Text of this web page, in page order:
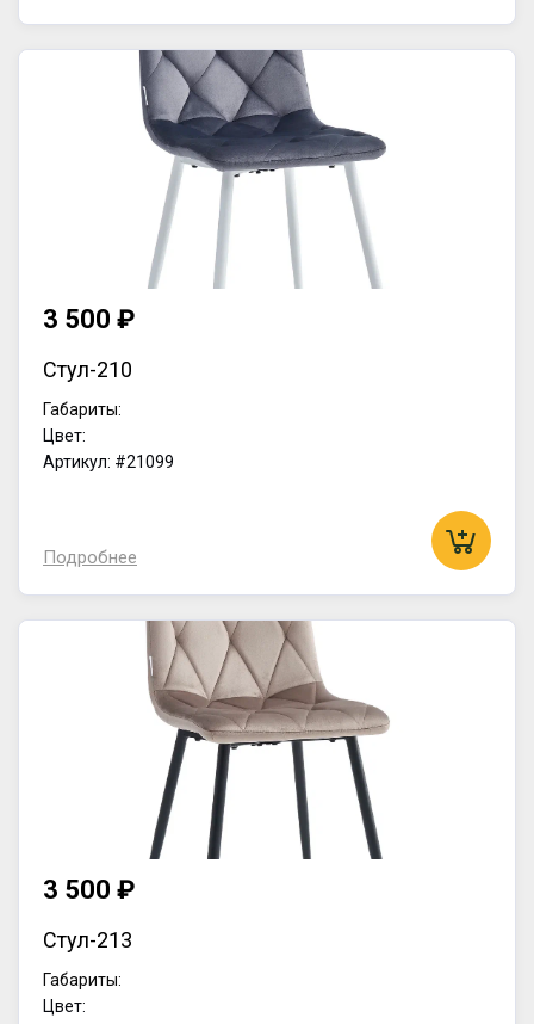
3 500 ₽
Стул-210
Габариты:
Цвет:
Артикул: #21099
Подробнее
3 500 ₽
Стул-213
Габариты:
Цвет: